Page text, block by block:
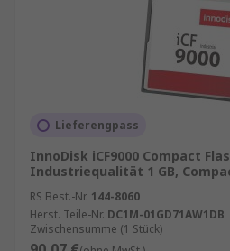
Lieferengpass
InnoDisk iCF9000 Compact
Industriequalität 1 GB,
RS Best.-Nr. 144-8060
Herst. Teile-Nr. DC1M-01GD71AW1DB
Zwischensumme (1 Stück)